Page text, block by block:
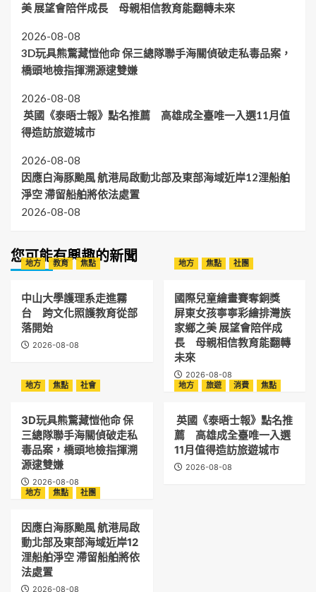
美 展望會陪伴成長 母親相信教育能翻轉未來
2026-08-08
3D玩具熊驚藏愷他命 保三總隊聯手海關偵破走私毒品案，
橋頭地檢指揮溯源逮雙嫌
2026-08-08
英國《泰晤士報》點名推薦 高雄成全臺唯一入選11月值
得造訪旅遊城市
2026-08-08
因應白海豚颱風 航港局啟動北部及東部海域近岸12浬船舶
淨空 滯留船舶將依法處置
2026-08-08
您可能有興趣的新聞
地方 教育 焦點
中山大學護理系走進霧
台 跨文化照護教育從部
落開始
2026-08-08
地方 焦點 社團
國際兒童繪畫賽奪銅獎
屏東女孩寧寧彩繪排灣族
家鄉之美 展望會陪伴成
長 母親相信教育能翻轉
未來
2026-08-08
地方
焦點 社會
3D玩具熊驚藏愷他命 保
三總隊聯手海關偵破走私
毒品案，橋頭地檢指揮溯
源逮雙嫌
2026-08-08
地方 旅遊 消費 焦點
英國《泰晤士報》點名推
薦 高雄成全臺唯一入選
11月值得造訪旅遊城市
2026-08-08
地方 焦點 社團
因應白海豚颱風 航港局啟
動北部及東部海域近岸12
浬船舶淨空 滯留船舶將依
法處置
2026-08-08